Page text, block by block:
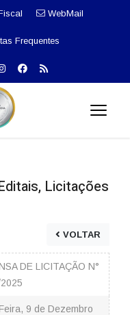
WebMail
Frequentes
Licitações
VOLTAR
DE LICITAÇÃO N°
9 de Dezembro